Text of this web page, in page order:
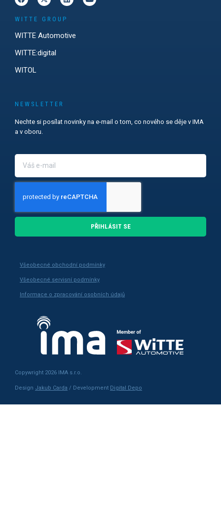
WITTE GROUP
WITTE Automotive
WITTE:digital
WITOL
NEWSLETTER
Nechte si posílat novinky na e-mail o tom, co nového se děje v IMA
a v oboru.
PŘIHLÁSIT SE
Copywright 2026 IMA s.r.o.
Design Jakub Carda / Development Digital Depo
Všeobecné obchodní podmínky
Všeobecné servisní podmínky
Informace o zpracování osobních údajů